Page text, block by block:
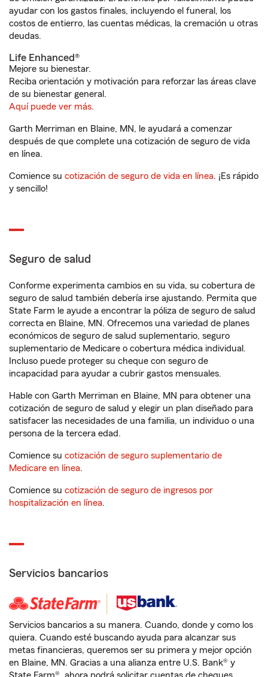
ayudar con los gastos finales, incluyendo el funeral, los
costos de entierro, las cuentas médicas, la cremación u otras
deudas.
Life Enhanced®
Mejore su bienestar.
Reciba orientación y motivación para reforzar las áreas clave
de su bienestar general.
Aquí puede ver más.
Garth Merriman en Blaine, MN, le ayudará a comenzar
después de que complete una cotización de seguro de vida
en línea.
Comience su cotización de seguro de vida en línea. ¡Es rápido
y sencillo!
Seguro de salud
Conforme experimenta cambios en su vida, su cobertura de
seguro de salud también debería irse ajustando. Permita que
State Farm le ayude a encontrar la póliza de seguro de salud
correcta en Blaine, MN. Ofrecemos una variedad de planes
económicos de seguro de salud suplementario, seguro
suplementario de Medicare o cobertura médica individual.
Incluso puede proteger su cheque con seguro de
incapacidad para ayudar a cubrir gastos mensuales.
Hable con Garth Merriman en Blaine, MN para obtener una
cotización de seguro de salud y elegir un plan diseñado para
satisfacer las necesidades de una familia, un individuo o una
persona de la tercera edad.
Comience su cotización de seguro suplementario de
Medicare en línea.
Comience su cotización de seguro de ingresos por
hospitalización en línea.
Servicios bancarios
Servicios bancarios a su manera. Cuando, donde y como los
quiera. Cuando esté buscando ayuda para alcanzar sus
metas financieras, queremos ser su primera y mejor opción
en Blaine, MN. Gracias a una alianza entre U.S. Bank® y